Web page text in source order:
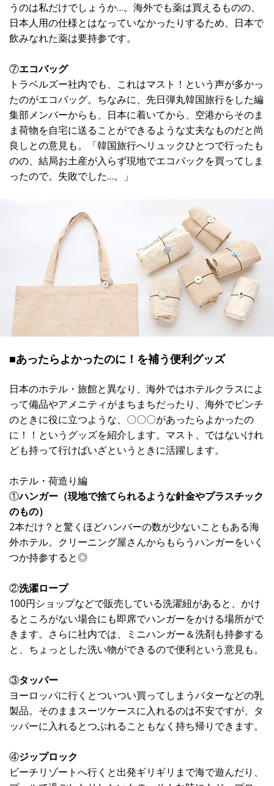
うのは私だけでしょうか…。海外でも薬は買えるものの、
日本人用の仕様とはなっていなかったりするため、日本で
飲みなれた薬は要持参です。
⑦エコバッグ
トラベルズー社内でも、これはマスト！という声が多かっ
たのがエコバッグ。ちなみに、先日弾丸韓国旅行をした編
集部メンバーからも、日本に着いてから、空港からそのま
ま荷物を自宅に送ることができるような丈夫なものだと尚
良しとの意見も。「韓国旅行へリュックひとつで行ったも
のの、結局お土産が入らず現地でエコバックを買ってしま
ったので。失敗でした…。」
■あったらよかったのに！を補う便利グッズ
日本のホテル・旅館と異なり、海外ではホテルクラスによ
って備品やアメニティがまちまちだったり、海外でピンチ
のときに役に立つような、〇〇〇があったらよかったの
に！！というグッズを紹介します。マスト、ではないけれ
ども持って行けばいざというときに活躍します。
ホテル・荷造り編
①ハンガー（現地で捨てられるような針金やプラスチック
のもの）
2本だけ？と驚くほどハンバーの数が少ないこともある海
外ホテル。クリーニング屋さんからもらうハンガーをいく
つか持参すると◎
②洗濯ロープ
100円ショップなどで販売している洗濯紐があると、かけ
るところがない場合にも即席でハンガーをかける場所がで
きます。さらに社内では、ミニハンガー＆洗剤も持参する
と、ちょっとした洗い物ができるので便利という意見も。
③タッパー
ヨーロッパに行くとついつい買ってしまうバターなどの乳
製品。そのままスーツケースに入れるのは不安ですが、タ
ッパーに入れるとつぶれることもなく持ち帰りできます。
④ジップロック
ビーチリゾートへ行くと出発ギリギリまで海で遊んだり、